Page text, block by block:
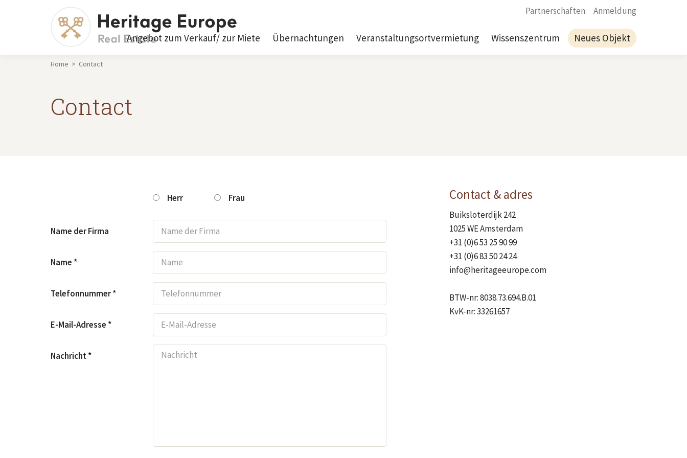
Angebot zum Verkauf/ zur Miete Übernachtungen Veranstaltungsortvermietung Wissenszentrum Neues Objekt
Partnerschaften Anmeldung
Home > Contact
Contact
Herr Frau
Name der Firma
Name *
Telefonnummer *
E-Mail-Adresse *
Nachricht *
Contact & adres
Buiksloterdijk 242
1025 WE Amsterdam
+31 (0)6 53 25 90 99
+31 (0)6 83 50 24 24
info@heritageeurope.com
BTW-nr: 8038.73.694.B.01
KvK-nr: 33261657